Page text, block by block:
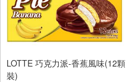
LOTTE 巧克力派-香蕉風味(12顆
裝)